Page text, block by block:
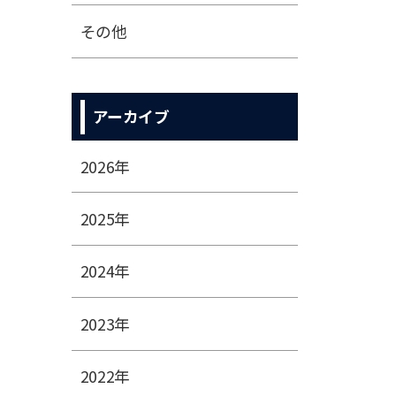
その他
アーカイブ
2026年
2025年
2024年
2023年
2022年